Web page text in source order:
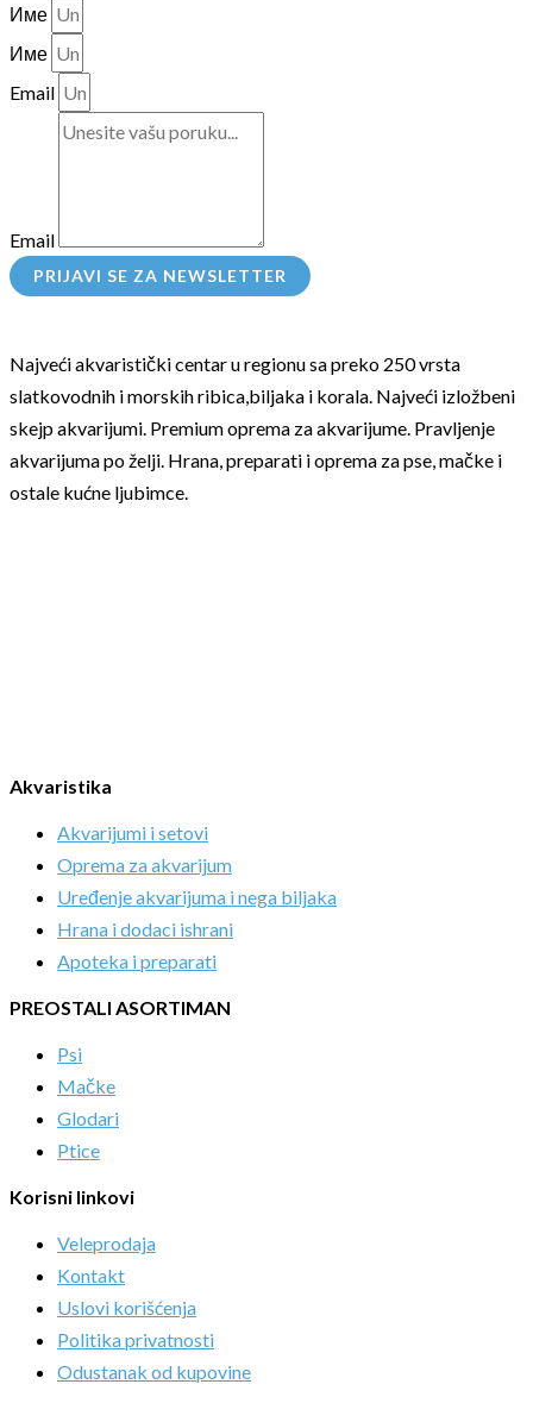
Име
Име
Email
Email
PRIJAVI SE ZA NEWSLETTER
Najveći akvaristički centar u regionu sa preko 250 vrsta
slatkovodnih i morskih ribica,biljaka i korala. Najveći izložbeni
skejp akvarijumi. Premium oprema za akvarijume. Pravljenje
akvarijuma po želji. Hrana, preparati i oprema za pse, mačke i
ostale kućne ljubimce.
Akvaristika
Akvarijumi i setovi
Oprema za akvarijum
Uređenje akvarijuma i nega biljaka
Hrana i dodaci ishrani
Apoteka i preparati
PREOSTALI ASORTIMAN
Psi
Mačke
Glodari
Ptice
Korisni linkovi
Veleprodaja
Kontakt
Uslovi korišćenja
Politika privatnosti
Odustanak od kupovine